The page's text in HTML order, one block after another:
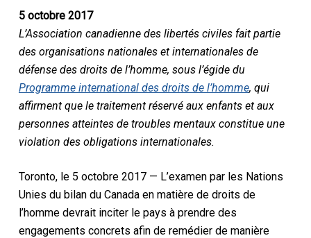
5 octobre 2017
L’Association canadienne des libertés civiles fait partie
des organisations nationales et internationales de
défense des droits de l’homme, sous l’égide du
Programme international des droits de l’homme, qui
affirment que le traitement réservé aux enfants et aux
personnes atteintes de troubles mentaux constitue une
violation des obligations internationales.
Toronto, le 5 octobre 2017 — L’examen par les Nations
Unies du bilan du Canada en matière de droits de
l’homme devrait inciter le pays à prendre des
engagements concrets afin de remédier de manière